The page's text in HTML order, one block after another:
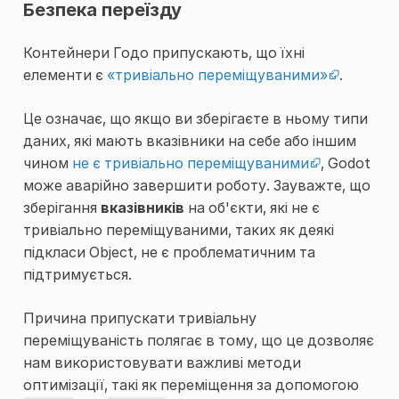
Безпека переїзду
Контейнери Годо припускають, що їхні
елементи є «тривіально переміщуваними» .
Це означає, що якщо ви зберігаєте в ньому типи
даних, які мають вказівники на себе або іншим
чином не є тривіально переміщуваними
, Godot
може аварійно завершити роботу. Зауважте, що
зберігання вказівників на об'єкти, які не є
тривіально переміщуваними, таких як деякі
підкласи Object, не є проблематичним та
підтримується.
Причина припускати тривіальну
переміщуваність полягає в тому, що це дозволяє
нам використовувати важливі методи
оптимізації, такі як переміщення за допомогою